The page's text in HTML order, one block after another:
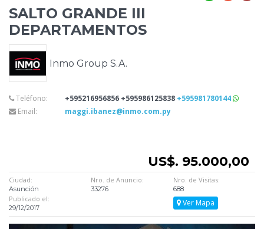
SALTO GRANDE III
DEPARTAMENTOS
Inmo Group S.A.
Teléfono: +595216956856 +595986125838 +595981780144
Email:
maggi.ibanez@inmo.com.py
US$. 95.000,00
Ciudad:
Asunción
Nro. de Anuncio:
33276
Nro. de Visitas:
688
Publicado el:
29/12/2017
Ver Mapa